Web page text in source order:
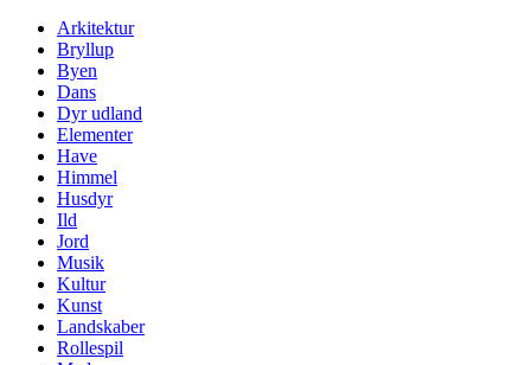
Arkitektur
Bryllup
Byen
Dans
Dyr udland
Elementer
Have
Himmel
Husdyr
Ild
Jord
Musik
Kultur
Kunst
Landskaber
Rollespil